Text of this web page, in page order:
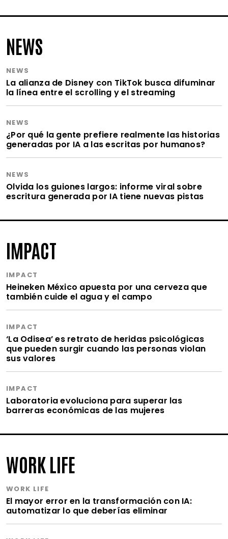
NEWS
NEWS
La alianza de Disney con TikTok busca difuminar
la línea entre el scrolling y el streaming
NEWS
¿Por qué la gente prefiere realmente las historias
generadas por IA a las escritas por humanos?
NEWS
Olvida los guiones largos: informe viral sobre
escritura generada por IA tiene nuevas pistas
IMPACT
IMPACT
Heineken México apuesta por una cerveza que
también cuide el agua y el campo
IMPACT
‘La Odisea’ es retrato de heridas psicológicas
que pueden surgir cuando las personas violan
sus valores
IMPACT
Laboratoria evoluciona para superar las
barreras económicas de las mujeres
WORK LIFE
WORK LIFE
El mayor error en la transformación con IA:
automatizar lo que deberías eliminar